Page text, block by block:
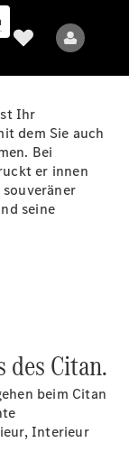
Ihr
dem Sie auch
Bei
er innen
seine
Citan.
beim Citan
Interieur